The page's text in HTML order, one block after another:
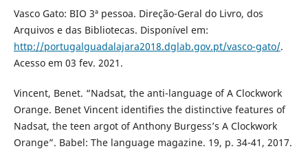
Vasco Gato: BIO 3ª pessoa. Direção-Geral do Livro, dos
Arquivos e das Bibliotecas. Disponível em:
http://portugalguadalajara2018.dglab.gov.pt/vasco-gato/.
Acesso em 03 fev. 2021.
Vincent, Benet. “Nadsat, the anti-language of A Clockwork
Orange. Benet Vincent identifies the distinctive features of
Nadsat, the teen argot of Anthony Burgess’s A Clockwork
Orange”. Babel: The language magazine. 19, p. 34-41, 2017.